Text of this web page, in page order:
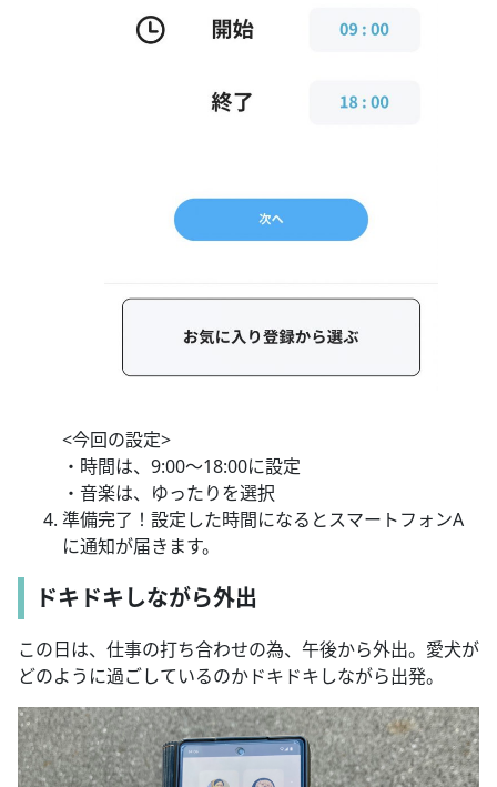
<今回の設定>
・時間は、9:00〜18:00に設定
・音楽は、ゆったりを選択
準備完了！設定した時間になるとスマートフォンA
に通知が届きます。
ドキドキしながら外出
この日は、仕事の打ち合わせの為、午後から外出。愛犬が
どのように過ごしているのかドキドキしながら出発。